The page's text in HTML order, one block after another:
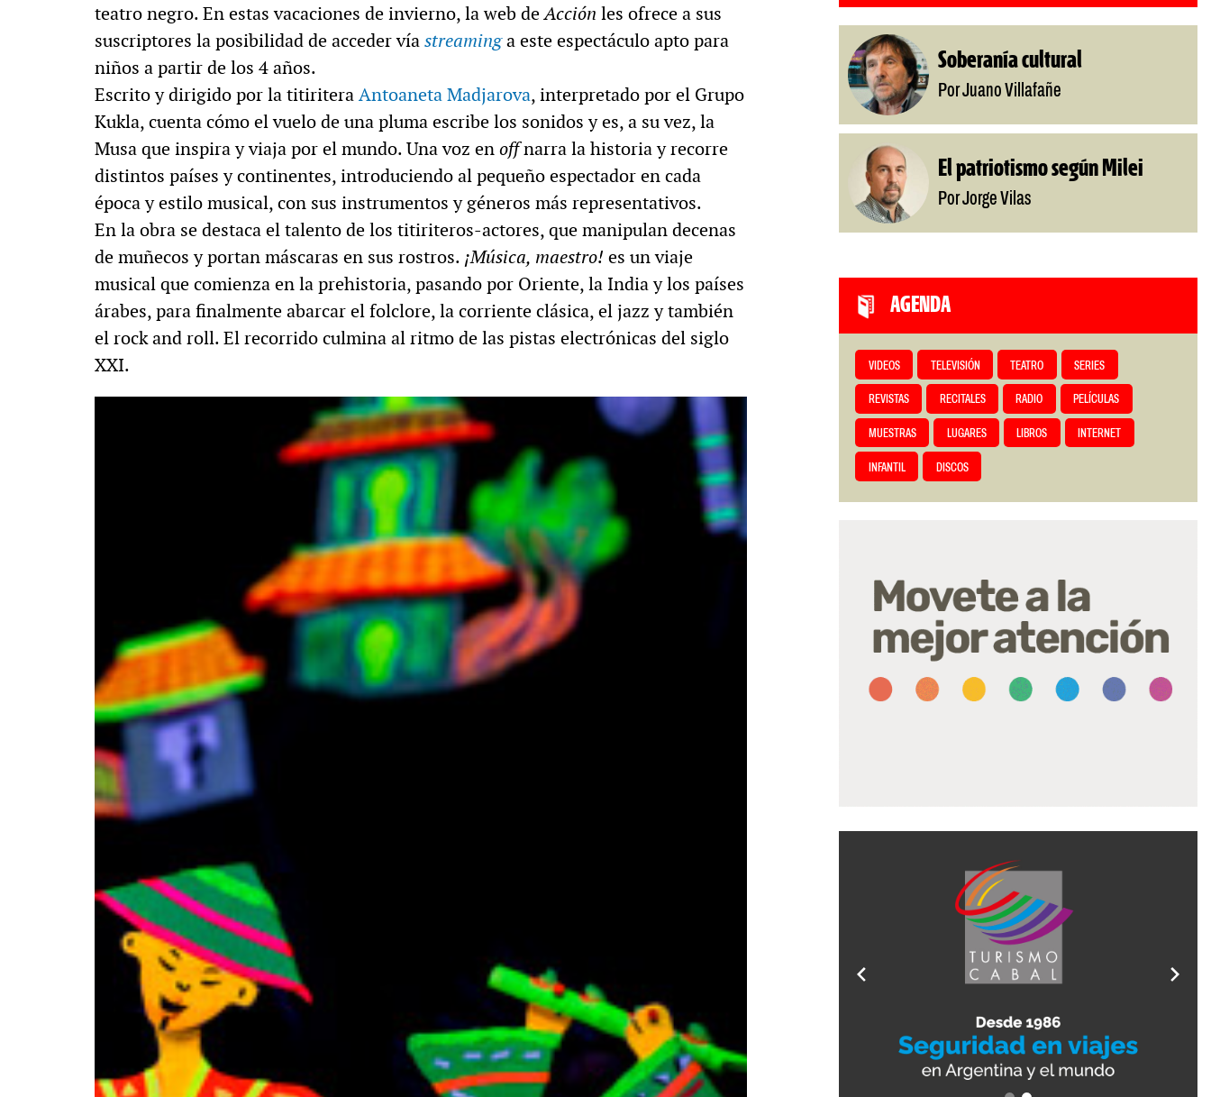
teatro negro. En estas vacaciones de invierno, la web deAcción les ofrece a sus
suscriptores la posibilidad de acceder víastreaminga este espectáculo apto para
niños a partir de los 4 años.
Escrito y dirigido por la titiriteraAntoaneta Madjarova, interpretado por el Grupo
Kukla, cuenta cómo el vuelo de una pluma escribe los sonidos y es, a su vez, la
Musa que inspira y viaja por el mundo. Una voz enoffnarra la historia y recorre
distintos países y continentes, introduciendo al pequeño espectador en cada
época y estilo musical, con sus instrumentos y géneros más representativos.
En la obra se destaca el talento de los titiriteros-actores, que manipulan decenas
de muñecos y portan máscaras en sus rostros. ¡Música, maestro! es un viaje
musical que comienza en la prehistoria, pasando por Oriente, la India y los países
árabes, para finalmente abarcar el folclore, la corriente clásica, el jazz y también
el rock and roll. El recorrido culmina al ritmo de las pistas electrónicas del siglo
XXI.
Soberanía cultural
Por Juano Villafañe
El patriotismo según Milei
Por Jorge Vilas
AGENDA
VIDEOS TELEVISIÓN TEATRO SERIES
REVISTAS RECITALES RADIO PELÍCULAS
MUESTRAS LUGARES LIBROS INTERNET
INFANTIL DISCOS